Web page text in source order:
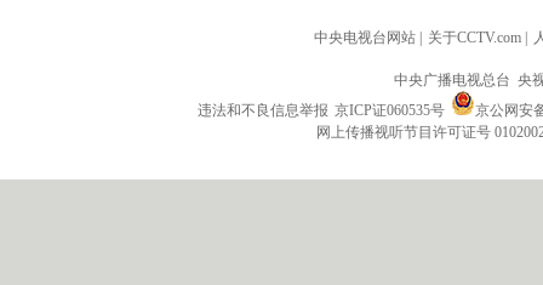
中央电视台网站 | 关于CCTV.com |
中央广播电视总台 央
违法和不良信息举报 京ICP证060535号
京公网安
网上传播视听节目许可证号